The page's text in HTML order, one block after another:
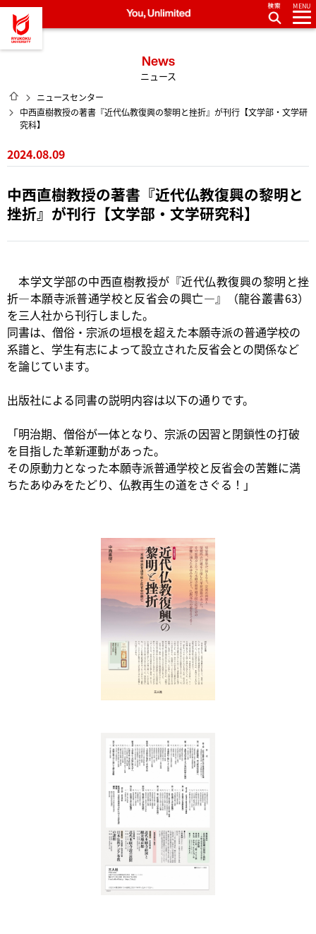
龍谷大学 You, Unlimited
MENU
News
ニュース
HOME
ニュースセンター
中西直樹教授の著書『近代仏教復興の黎明と挫折』が刊行【文学部・文学研
究科】
2024.08.09
中西直樹教授の著書『近代仏教復興の黎明と
挫折』が刊行【文学部・文学研究科】
本学文学部の中西直樹教授が『近代仏教復興の黎明と挫
折—本願寺派普通学校と反省会の興亡—』（龍谷叢書63）
を三人社から刊行しました。
同書は、僧俗・宗派の垣根を超えた本願寺派の普通学校の
系譜と、学生有志によって設立された反省会との関係など
を論じています。
出版社による同書の説明内容は以下の通りです。
「明治期、僧俗が一体となり、宗派の因習と閉鎖性の打破
を目指した革新運動があった。
その原動力となった本願寺派普通学校と反省会の苦難に満
ちたあゆみをたどり、仏教再生の道をさぐる！」